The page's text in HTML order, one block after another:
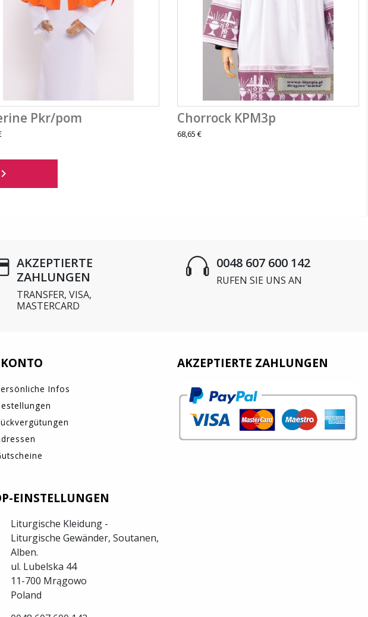
Pkr/pom Chorrock KPM3p
68,65 €

AKZEPTIERTE
ZAHLUNGEN
TRANSFER, VISA,
MASTERCARD
0048 607 600 142
RUFEN SIE UNS AN
Infos
EINSTELLUNGEN
Liturgische Kleidung -
Liturgische Gewänder, Soutanen,
Alben.
ul. Lubelska 44
11-700 Mrągowo
Poland
AKZEPTIERTE ZAHLUNGEN